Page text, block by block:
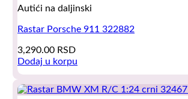
Autići na daljinski
Rastar Porsche 911 322882
3,290.00 RSD
Dodaj u korpu